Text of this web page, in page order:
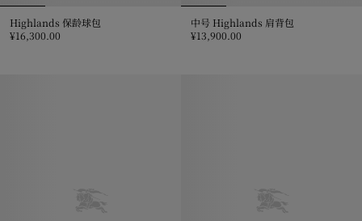
Highlands 保龄球包
¥16,300.00
中号 Highlands 肩背包
¥13,900.00